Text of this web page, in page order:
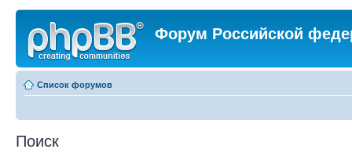
Форум Российской
Список форумов
Поиск